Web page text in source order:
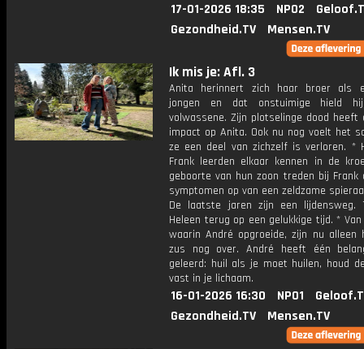
17-01-2026 18:35 NPO2
Gezondheid.TV
Mensen.TV
Ik mis je: Afl. 3
Anita herinnert zich haar broer als
jongen en dat onstuimige hield
volwassene. Zijn plotselinge dood heeft
impact op Anita. Ook nu nog voelt het
ze een deel van zichzelf is verloren. *
Frank leerden elkaar kennen in de
geboorte van hun zoon treden bij Frank
symptomen op van een zeldzame
De laatste jaren zijn een lijdensweg.
Heleen terug op een gelukkige tijd. *
waarin André opgroeide, zijn nu alleen
zus nog over. André heeft één
geleerd: huil als je moet huilen, houd
vast in je lichaam.
16-01-2026 16:30 NPO1
Gezondheid.TV
Mensen.TV